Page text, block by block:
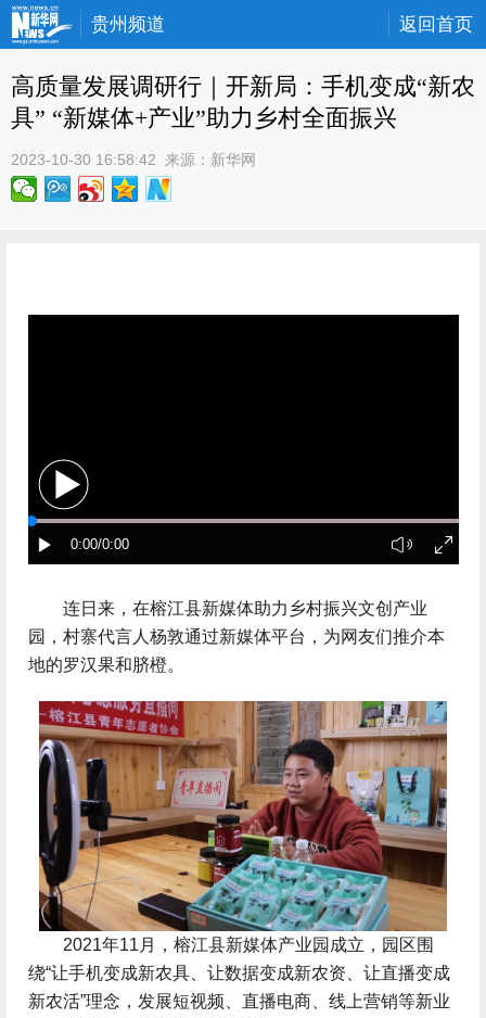
贵州频道 返回首页
高质量发展调研行｜开新局：手机变成“新农
具” “新媒体+产业”助力乡村全面振兴
2023-10-30 16:58:42 来源： 新华网
连日来，在榕江县新媒体助力乡村振兴文创产业
园，村寨代言人杨敦通过新媒体平台，为网友们推介本
地的罗汉果和脐橙。
2021年11月，榕江县新媒体产业园成立，园区围
绕“让手机变成新农具、让数据变成新农资、让直播变成
新农活”理念，发展短视频、直播电商、线上营销等新业